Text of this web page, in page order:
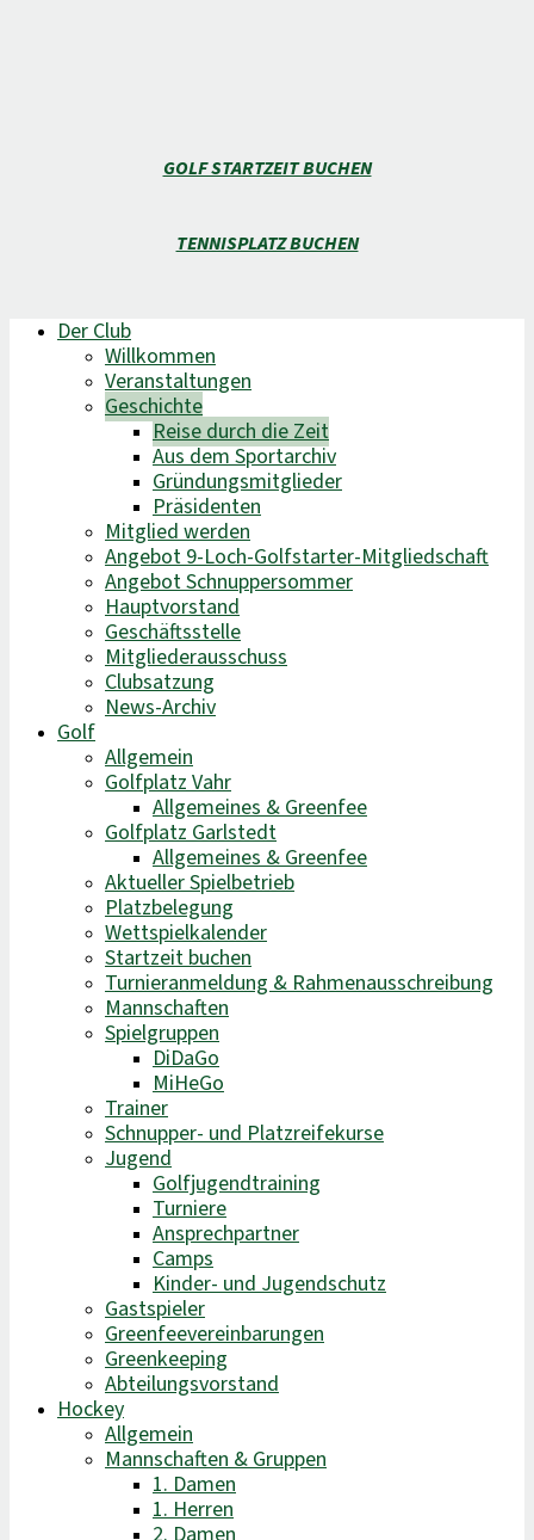
GOLF STARTZEIT BUCHEN
TENNISPLATZ BUCHEN
Der Club
Willkommen
Veranstaltungen
Geschichte
Reise durch die Zeit
Aus dem Sportarchiv
Gründungsmitglieder
Präsidenten
Mitglied werden
Angebot 9-Loch-Golfstarter-Mitgliedschaft
Angebot Schnuppersommer
Hauptvorstand
Geschäftsstelle
Mitgliederausschuss
Clubsatzung
News-Archiv
Golf
Allgemein
Golfplatz Vahr
Allgemeines & Greenfee
Golfplatz Garlstedt
Allgemeines & Greenfee
Aktueller Spielbetrieb
Platzbelegung
Wettspielkalender
Startzeit buchen
Turnieranmeldung & Rahmenausschreibung
Mannschaften
Spielgruppen
DiDaGo
MiHeGo
Trainer
Schnupper- und Platzreifekurse
Jugend
Golfjugendtraining
Turniere
Ansprechpartner
Camps
Kinder- und Jugendschutz
Gastspieler
Greenfeevereinbarungen
Greenkeeping
Abteilungsvorstand
Hockey
Allgemein
Mannschaften & Gruppen
1. Damen
1. Herren